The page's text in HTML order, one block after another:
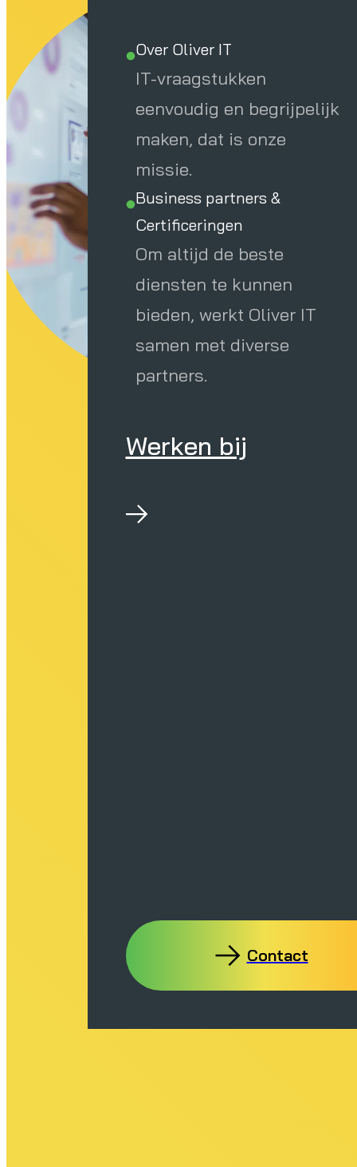
Over Oliver IT
IT-vraagstukken
eenvoudig en begrijpelijk
maken, dat is onze
missie.
Business partners &
Certificeringen
Om altijd de beste
diensten te kunnen
bieden, werkt Oliver IT
samen met diverse
partners.
Werken bij
Contact